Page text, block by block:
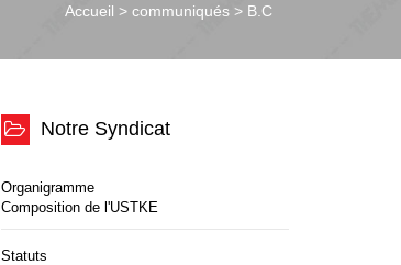
Accueil > communiqués > B.C
Notre Syndicat
Organigramme
Composition de l'USTKE
Statuts